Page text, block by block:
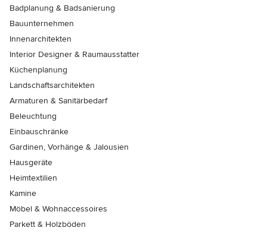
Badplanung & Badsanierung
Bauunternehmen
Innenarchitekten
Interior Designer & Raumausstatter
Küchenplanung
Landschaftsarchitekten
Armaturen & Sanitärbedarf
Beleuchtung
Einbauschränke
Gardinen, Vorhänge & Jalousien
Hausgeräte
Heimtextilien
Kamine
Möbel & Wohnaccessoires
Parkett & Holzböden